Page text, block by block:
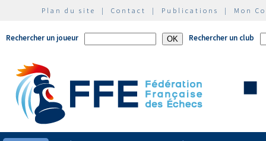
Plan du site | Contact | Publications | Mon
Rechercher un joueur Rechercher un club